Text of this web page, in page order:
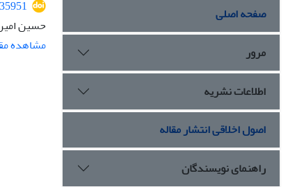
حسین
مشاهده
صفحه اصلی
مرور
اطلاعات نشریه
اصول اخلاقی انتشار مقاله
راهنمای نویسندگان